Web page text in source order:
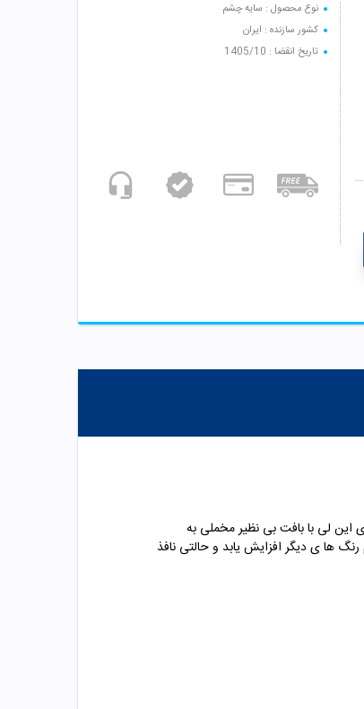
نوع محصول : سایه چشم
کشور سازنده : ایران
تاریخ انقضا : 1405/10
لی با بافت بی نظیر مخملی به
ها ی دیگر افزایش یابد و حالتی نافذ